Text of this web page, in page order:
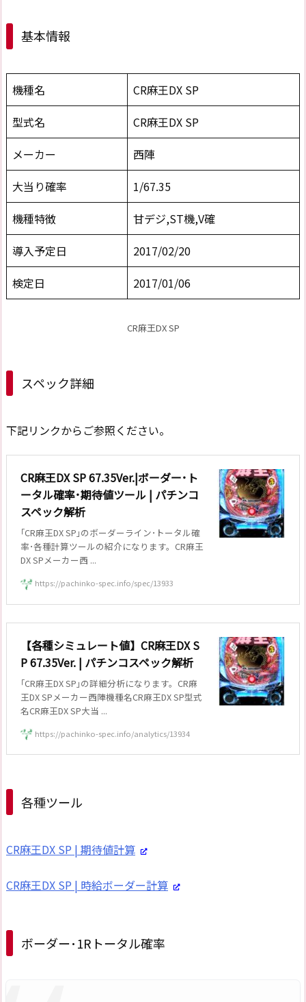
基本情報
機種名
CR麻王DX SP
型式名
CR麻王DX SP
メーカー
西陣
大当り確率
1/67.35
機種特徴
甘デジ,ST機,V確
導入予定日
2017/02/20
検定日
2017/01/06
CR麻王DX SP
スペック詳細
下記リンクからご参照ください。
CR麻王DX SP 67.35Ver.|ボーダー･ト
ータル確率･期待値ツール | パチンコ
スペック解析
｢CR麻王DX SP｣のボーダーライン･トータル確
率･各種計算ツールの紹介になります。CR麻王
DX SPメーカー西 ...
https://pachinko-spec.info/spec/13933
【各種シミュレート値】CR麻王DX S
P 67.35Ver. | パチンコスペック解析
｢CR麻王DX SP｣の詳細分析になります。CR麻
王DX SPメーカー西陣機種名CR麻王DX SP型式
名CR麻王DX SP大当 ...
https://pachinko-spec.info/analytics/13934
各種ツール
CR麻王DX SP | 期待値計算
CR麻王DX SP | 時給ボーダー計算
ボーダー･1Rトータル確率